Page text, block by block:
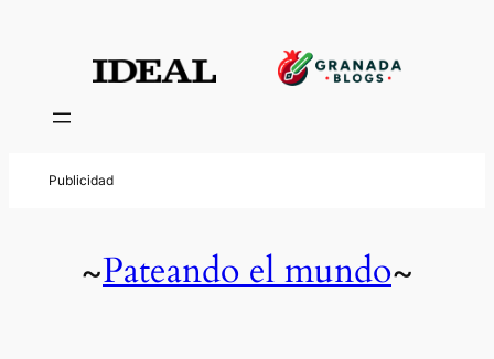
contenido
~Pateando el mundo~